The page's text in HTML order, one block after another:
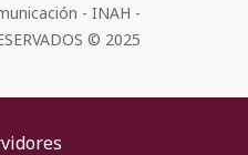
- INAH -
© 2025